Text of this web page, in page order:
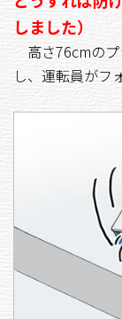
しました）
高さ76cmのプ
し、運転員がフ